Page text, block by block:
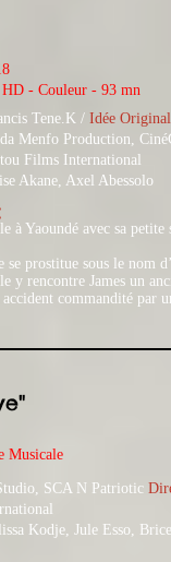
- Couleur - 93 mn
Tene.K / Idée
Menfo Production,
Films International
Akane, Axel Abessolo
à Yaoundé avec sa
se prostitue sous le nom
y rencontre James un
accident commandité par
Musicale
SCA N Patriotic
Kodje, Jule Esso,